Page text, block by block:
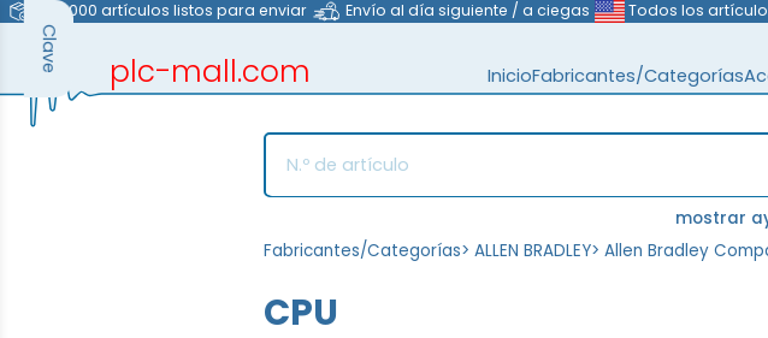
>40.000 artículos listos para enviar Envío al día siguiente / a ciegas Todos los
plc-mall.com InicioFabricantes/Categorías
mostrar
Fabricantes/Categorías> ALLEN BRADLEY> Allen Bradley
CPU
Clave